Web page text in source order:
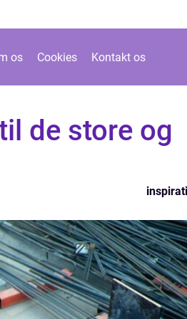
os Cookies Kontakt os
de store og